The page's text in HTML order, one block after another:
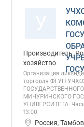
Производитель,
хозяйство
Организация
торговля ФГУП
МИЧУРИНСКОГО
УНИВЕРСИТЕТА. Часы
13:00.
Россия,